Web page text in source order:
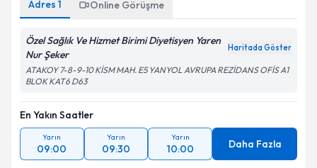
Adres 1 Online Görüşme
Özel Sağlık Ve Hizmet Birimi Diyetisyen Yaren
Nur Şeker
Haritada Göster
ATAKOY 7-8-9-10 KİSM MAH. E5 YANYOL AVRUPA REZİDANS OFİS A1
BLOK KAT6 D63
En Yakın Saatler
Yarın
09:00
Yarın
09:30
Yarın
10:00 Daha Fazla